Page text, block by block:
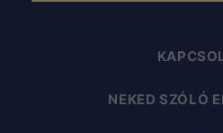
NEKED SZÓLÓ